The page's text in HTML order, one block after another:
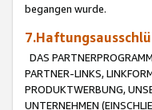
begangen wurde.
DAS
PARTNER-LINKS,
PRODUKTWERBUNG,
UNTERNEHMEN